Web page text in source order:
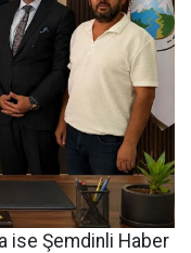
ise Şemdinli Haber